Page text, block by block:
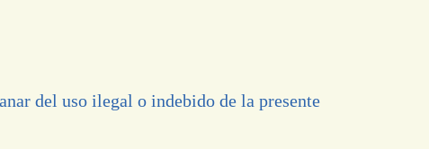
del uso ilegal o indebido de la presente